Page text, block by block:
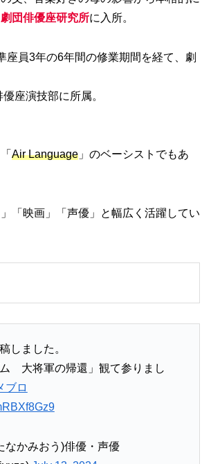
劇団俳優座研究所に入所。
座員3年の6年間の修業期間を経て、劇
座演技部に所属。
Air Language 」のベーシストでもあ
「映画」「声優」と幅広く活躍してい
しました。
ム 大将軍の帰還」観て参りまし
ブロ
かみおう)俳優・声優